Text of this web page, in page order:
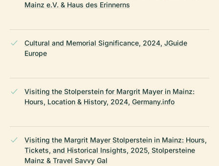
Mainz e.V. & Haus des Erinnerns
Cultural and Memorial Significance, 2024, JGuide
Europe
Visiting the Stolperstein for Margrit Mayer in Mainz:
Hours, Location & History, 2024, Germany.info
Visiting the Margrit Mayer Stolperstein in Mainz: Hours,
Tickets, and Historical Insights, 2025, Stolpersteine
Mainz & Travel Savvy Gal